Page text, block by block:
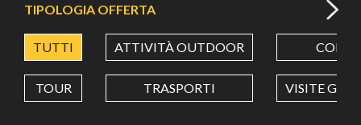
TIPOLOGIA OFFERTA
TUTTI ATTIVITÀ OUTDOOR CORSI
TOUR TRASPORTI VISITE